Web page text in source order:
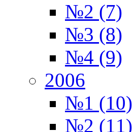
№2 (7)
№3 (8)
№4 (9)
2006
№1 (10)
№2 (11)